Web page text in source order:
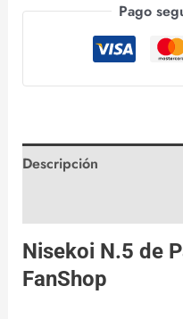
Pago
Descripción
Nisekoi N.5 de
FanShop